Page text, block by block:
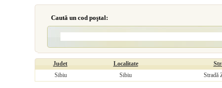
Caută un cod poştal:
Judet Localitate
Sibiu
Sibiu Stradă